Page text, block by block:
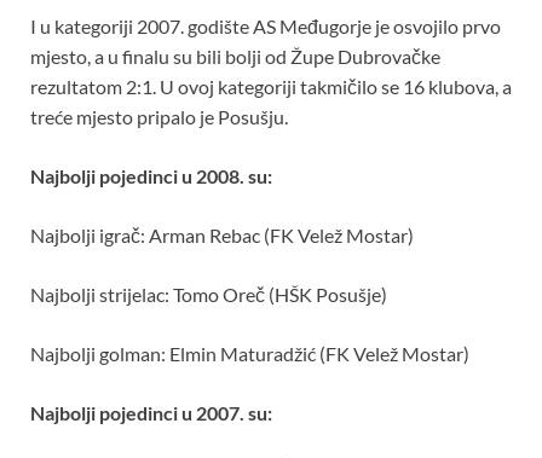
I u kategoriji 2007. godište AS Međugorje je osvojilo prvo
mjesto, a u finalu su bili bolji od Župe Dubrovačke
rezultatom 2:1. U ovoj kategoriji takmičilo se 16 klubova, a
treće mjesto pripalo je Posušju.
Najbolji pojedinci u 2008. su:
Najbolji igrač: Arman Rebac (FK Velež Mostar)
Najbolji strijelac: Tomo Oreč (HŠK Posušje)
Najbolji golman: Elmin Maturadžić (FK Velež Mostar)
Najbolji pojedinci u 2007. su: